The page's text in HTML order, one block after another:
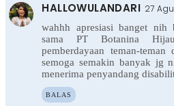
HALLOWULANDARI 27
wahhh apresiasi banget
sama PT Botanina
pemberdayaan teman-
semoga semakin banyak jg
menerima penyandang
BALAS